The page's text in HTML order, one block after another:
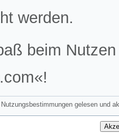
werden.
beim
Nutzungsbestimmungen gelesen und